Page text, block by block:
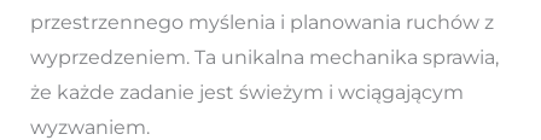
przestrzennego myślenia i planowania ruchów z
wyprzedzeniem. Ta unikalna mechanika sprawia,
że każde zadanie jest świeżym i wciągającym
wyzwaniem.